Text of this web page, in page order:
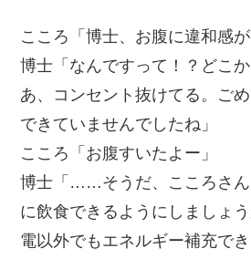
こころ「博士、お腹に違和感
博士「なんですって！？どこ
あ、コンセント抜けてる。ご
できていませんでしたね」
こころ「お腹すいたよー」
博士「……そうだ、こころさん
に飲食できるようにしましょ
電以外でもエネルギー補充でき